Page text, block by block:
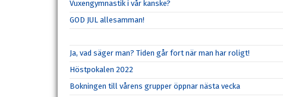
Vuxengymnastik i vår kanske?
GOD JUL allesamman!
Ja, vad säger man? Tiden går fort när man har roligt!
Höstpokalen 2022
Bokningen till vårens grupper öppnar nästa vecka